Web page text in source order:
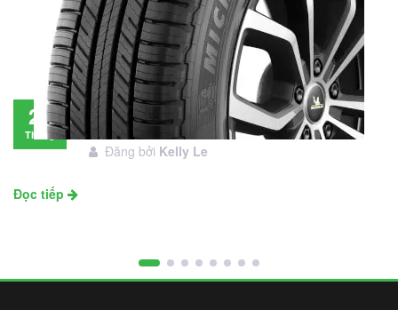
28
Tháng
Đánh giá lốp Michelin Primacy SUV: Đáng
đầu tư không?
Đăng bởi Kelly Le
Đọc tiếp